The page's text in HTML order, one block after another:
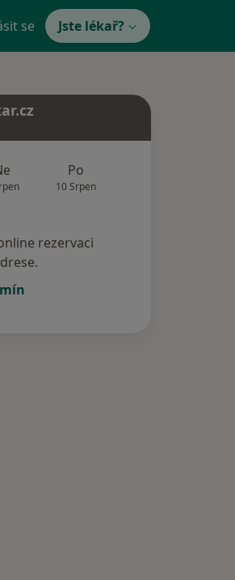
se Jste lékař?
Po
10 Srpen
rezervaci